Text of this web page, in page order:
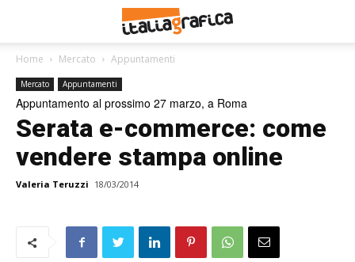
Home Mercato Appuntamenti
Mercato Appuntamenti
Appuntamento al prossimo 27 marzo, a Roma
Serata e-commerce: come
vendere stampa online
Valeria Teruzzi 18/03/2014